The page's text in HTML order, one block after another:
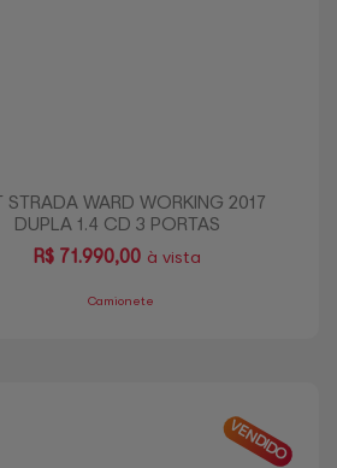
STRADA WARD WORKING 2017
DUPLA 1.4 CD 3 PORTAS
R$ 71.990,00 à vista
Camionete
VENDIDO